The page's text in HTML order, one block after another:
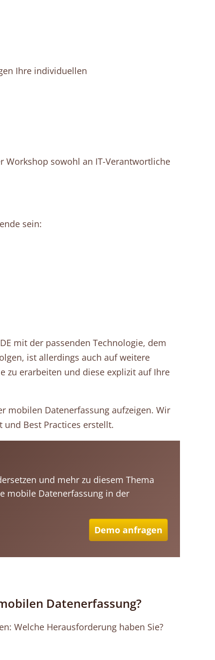
Ihre individuellen
Workshop sowohl an IT-Verantwortliche
sein:
mit der passenden Technologie, dem
ist allerdings auch auf weitere
zu erarbeiten und diese explizit auf Ihre
mobilen Datenerfassung aufzeigen. Wir
Best Practices erstellt.
und mehr zu diesem Thema
mobile Datenerfassung in der
Demo anfragen
Datenerfassung?
Welche Herausforderung haben Sie?